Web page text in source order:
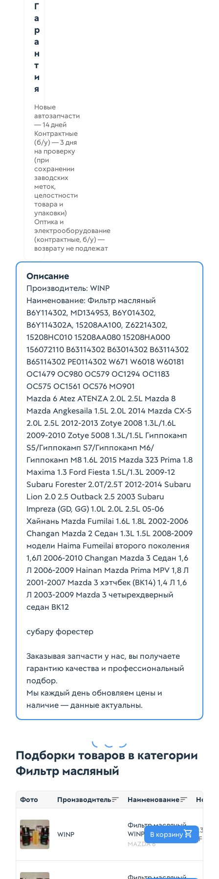
Г
а
р
а
н
т
и
я
Новые
автозапчасти
— 14 дней
Контрактные
(б/у) — 3 дня
на проверку
(при
сохранении
заводских
меток,
целостности
товара и
упаковки)
Оптика и
электрооборудование
(контрактные, б/у) —
возврату не подлежат
Описание
Производитель: WINP
Наименование: Фильтр масляный
B6Y114302, MD134953, B6Y014302,
B6Y114302A, 15208AA100, Z62214302,
15208HC010 15208AA080 15208HA000
156072110 B63114302 B63014302 B63114302
B65114302 PE0114302 W671 W6018 W60181
OC1479 OC980 OC579 OC1294 OC1183
OC575 OC1561 OC576 MO901
Mazda 6 Atez ATENZA 2.0L 2.5L Mazda 8
Mazda Angkesaila 1.5L 2.0L 2014 Mazda CX-5
2.0L 2.5L 2012-2013 Zotye 2008 1.3L/1.6L
2009-2010 Zotye 5008 1.3L/1.5L Гиппокамп
S5/Гиппокамп S7/Гиппокамп M6/
Гиппокамп M8 1.6L 2015 Mazda 323 Prima 1.8
Maxima 1.3 Ford Fiesta 1.5L/1.3L 2009-12
Subaru Forester 2.0T/2.5T 2012-2014 Subaru
Lion 2.0 2.5 Outback 2.5 2003 Subaru
Impreza (GD, GG) 1.0L 2.0L 2.5L 05-06
Хайнань Mazda Fumilai 1.6L 1.8L 2002-2006
Changan Mazda 2 Седан 1.3L 1.5L 2008-2009
модели Haima Fumeilai второго поколения
1,6Л 2006-2010 Changan Mazda 3 Седан 1,6
Л 2006-2009 Hainan Mazda Prima MPV 1,8 Л
2001-2007 Mazda 3 хэтчбек (BK14) 1,4 Л 1,6
Л 2003-2009 Mazda 3 четырехдверный
седан BK12
субару форестер
Заказывая запчасти у нас, вы получаете
гарантию качества и профессиональный
подбор.
Мы каждый день обновляем цены и
наличие — данные актуальны.
Подборки товаров в категории
Фильтр масляный
Фото Производитель Наименование Номер
WINP
Фильтр масляный
WINP FO17010E
MAZDA 6 (GG) 1.8L
MAZDA 6
В корзину